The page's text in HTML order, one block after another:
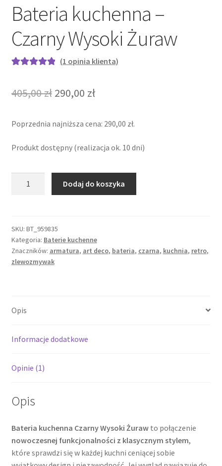
Bateria kuchenna –
Czarny Wysoki Żuraw
podstawie
(1 opinia klienta)
405,00zł Pierwotna
wynosiła:
405,00 zł.
290,00 złAktualna
wynosi:
290,00 zł.
Poprzednia najniższa cena: 290,00 zł.
Produkt dostępny (realizacja ok. 10 dni)
Czarny
Wysoki
Żuraw
Dodaj do koszyka
SKU: BT_959835
Kategoria: Baterie kuchenne
Znaczników: armatura, art deco, bateria, czarna, kuchnia, retro,
zlewozmywak
Opis
Informacje dodatkowe
Opinie (1)
Opis
Bateria kuchenna Czarny Wysoki Żurawto połączenie
nowoczesnej funkcjonalności z klasycznym stylem,
które sprawdzi się w każdej kuchni ceniącej sobie